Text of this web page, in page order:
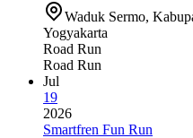
Waduk Sermo,
Yogyakarta
Road Run
Road Run
Jul
19
2026
Smartfren Fun Run